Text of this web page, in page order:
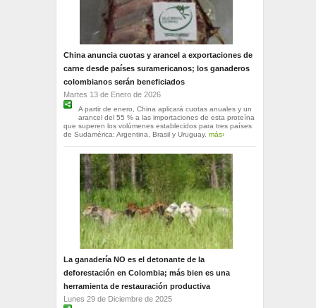
China anuncia cuotas y arancel a exportaciones de
carne desde países suramericanos; los ganaderos
colombianos serán beneficiados
Martes 13 de Enero de 2026
A partir de enero, China aplicará cuotas anuales y un
arancel del 55 % a las importaciones de esta proteína
que superen los volúmenes establecidos para tres países
de Sudamérica: Argentina, Brasil y Uruguay. más›
La ganadería NO es el detonante de la
deforestación en Colombia; más bien es una
herramienta de restauración productiva
Lunes 29 de Diciembre de 2025